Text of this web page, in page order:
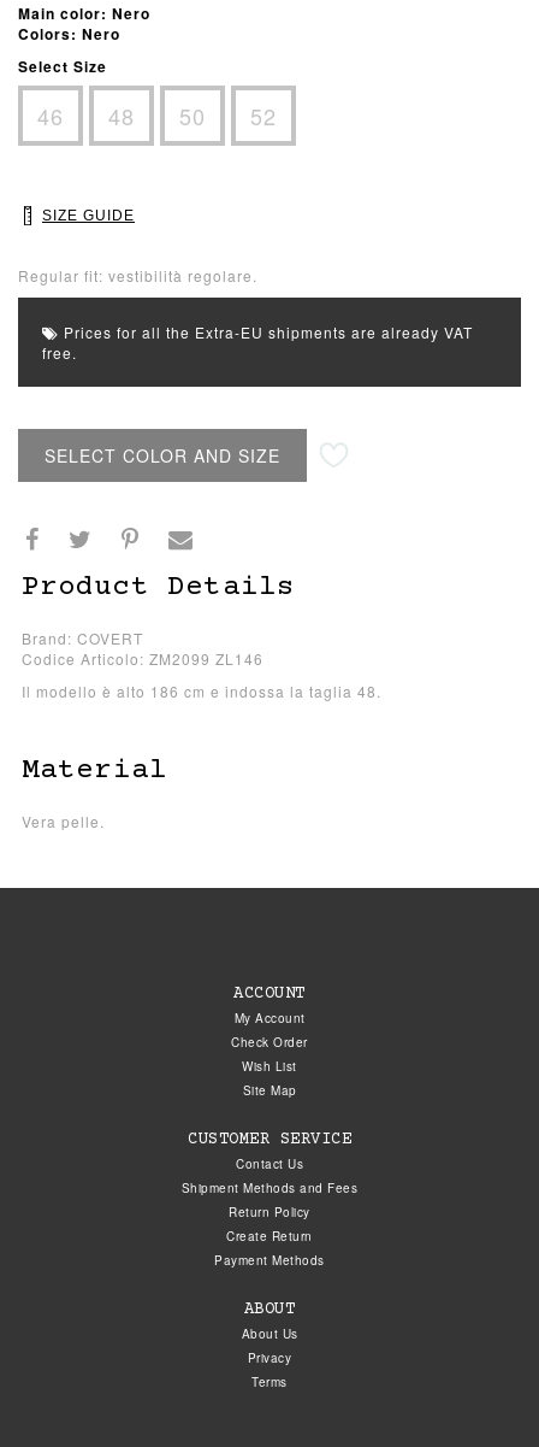
Main color: Nero
Colors: Nero
Select Size
46 48 50 52
SIZE GUIDE
Regular fit: vestibilità regolare.
Prices for all the Extra-EU shipments are already VAT
free.
SELECT COLOR AND SIZE
Product Details
Brand: COVERT
Codice Articolo: ZM2099 ZL146
Il modello è alto 186 cm e indossa la taglia 48.
Material
Vera pelle.
ACCOUNT
My Account
Check Order
Wish List
Site Map
CUSTOMER SERVICE
Contact Us
Shipment Methods and Fees
Return Policy
Create Return
Payment Methods
ABOUT
About Us
Privacy
Terms